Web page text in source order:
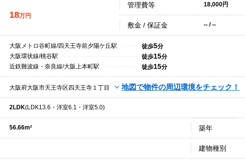
18万円
管理費等 18,000円
敷金 / 保証金 -- / --
大阪メトロ谷町線/四天王寺前夕陽ケ丘駅 徒歩5分
大阪環状線/桃谷駅
徒歩15分
近鉄難波線・奈良線/大阪上本町駅
徒歩15分
大阪府大阪市天王寺区四天王寺１丁目 地図で物件の周辺環境をチェック！
2LDK(LDK13.6・洋室6.1・洋室5.0)
56.66m² 築年
建物種別